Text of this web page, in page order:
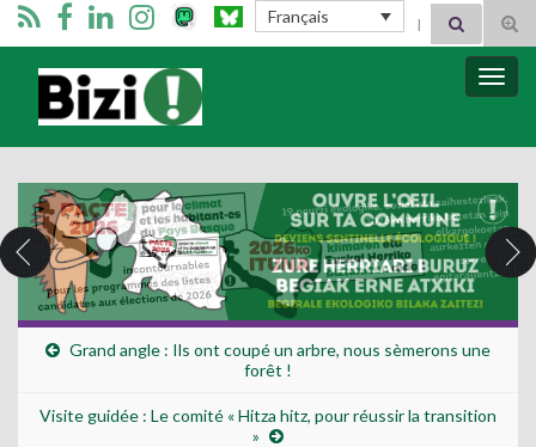
Français Search for:
Bizimugi
Grand angle : Ils ont coupé un arbre, nous sèmerons une
forêt !
Visite guidée : Le comité « Hitza hitz, pour réussir la transition
»